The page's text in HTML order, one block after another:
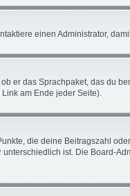
einen Administrator,
er das Sprachpaket, das du
am Ende jeder Seite).
die deine Beitragszahl
ist. Die Board-